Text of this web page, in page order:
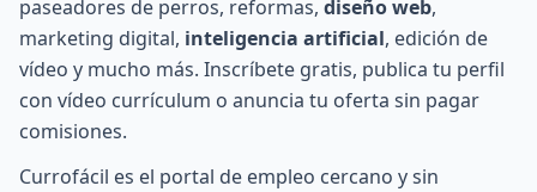
paseadores de perros, reformas, diseño web,
marketing digital, inteligencia artificial, edición de
vídeo y mucho más. Inscríbete gratis, publica tu perfil
con vídeo currículum o anuncia tu oferta sin pagar
comisiones.
Currofácil es el portal de empleo cercano y sin